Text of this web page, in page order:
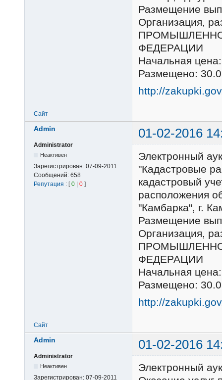
Размещение
Организация,
ФЕДЕРАЦИИ
Начальная
Размещено:
http://
Сайт
Admin 01-02-2016
Administrator
Неактивен
Зарегистрирован: 07-09-2011
Сообщений: 658
Репутация : [0 0 ]
Электронный
"Кадастровые
кадастровый
расположения
"Камбарка", г.
Размещение
Организация,
ФЕДЕРАЦИИ
Начальная
Размещено:
http://
Сайт
Admin 01-02-2016
Administrator
Неактивен
Зарегистрирован: 07-09-2011
Электронный